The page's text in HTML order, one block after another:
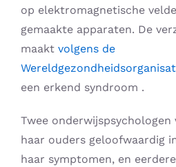
op elektromagnetische
gemaakte apparaten. De
maakt volgens de
een erkend syndroom .
Twee
haar ouders geloofwaardig
haar symptomen, en